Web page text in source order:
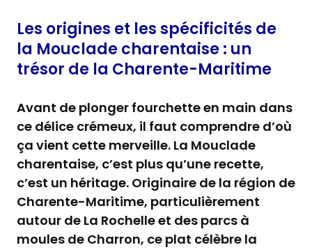
Les origines et les spécificités de
la Mouclade charentaise : un
trésor de la Charente-Maritime
Avant de plonger fourchette en main dans
ce délice crémeux, il faut comprendre d’où
ça vient cette merveille. La Mouclade
charentaise, c’est plus qu’une recette,
c’est un héritage. Originaire de la région de
Charente-Maritime, particulièrement
autour de La Rochelle et des parcs à
moules de Charron, ce plat célèbre la